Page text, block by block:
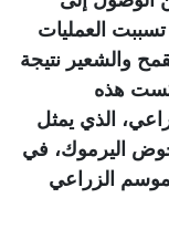
العمليات
والشعير نتيجة
هذه
الذي يمثل
اليرموك، في
الزراعي